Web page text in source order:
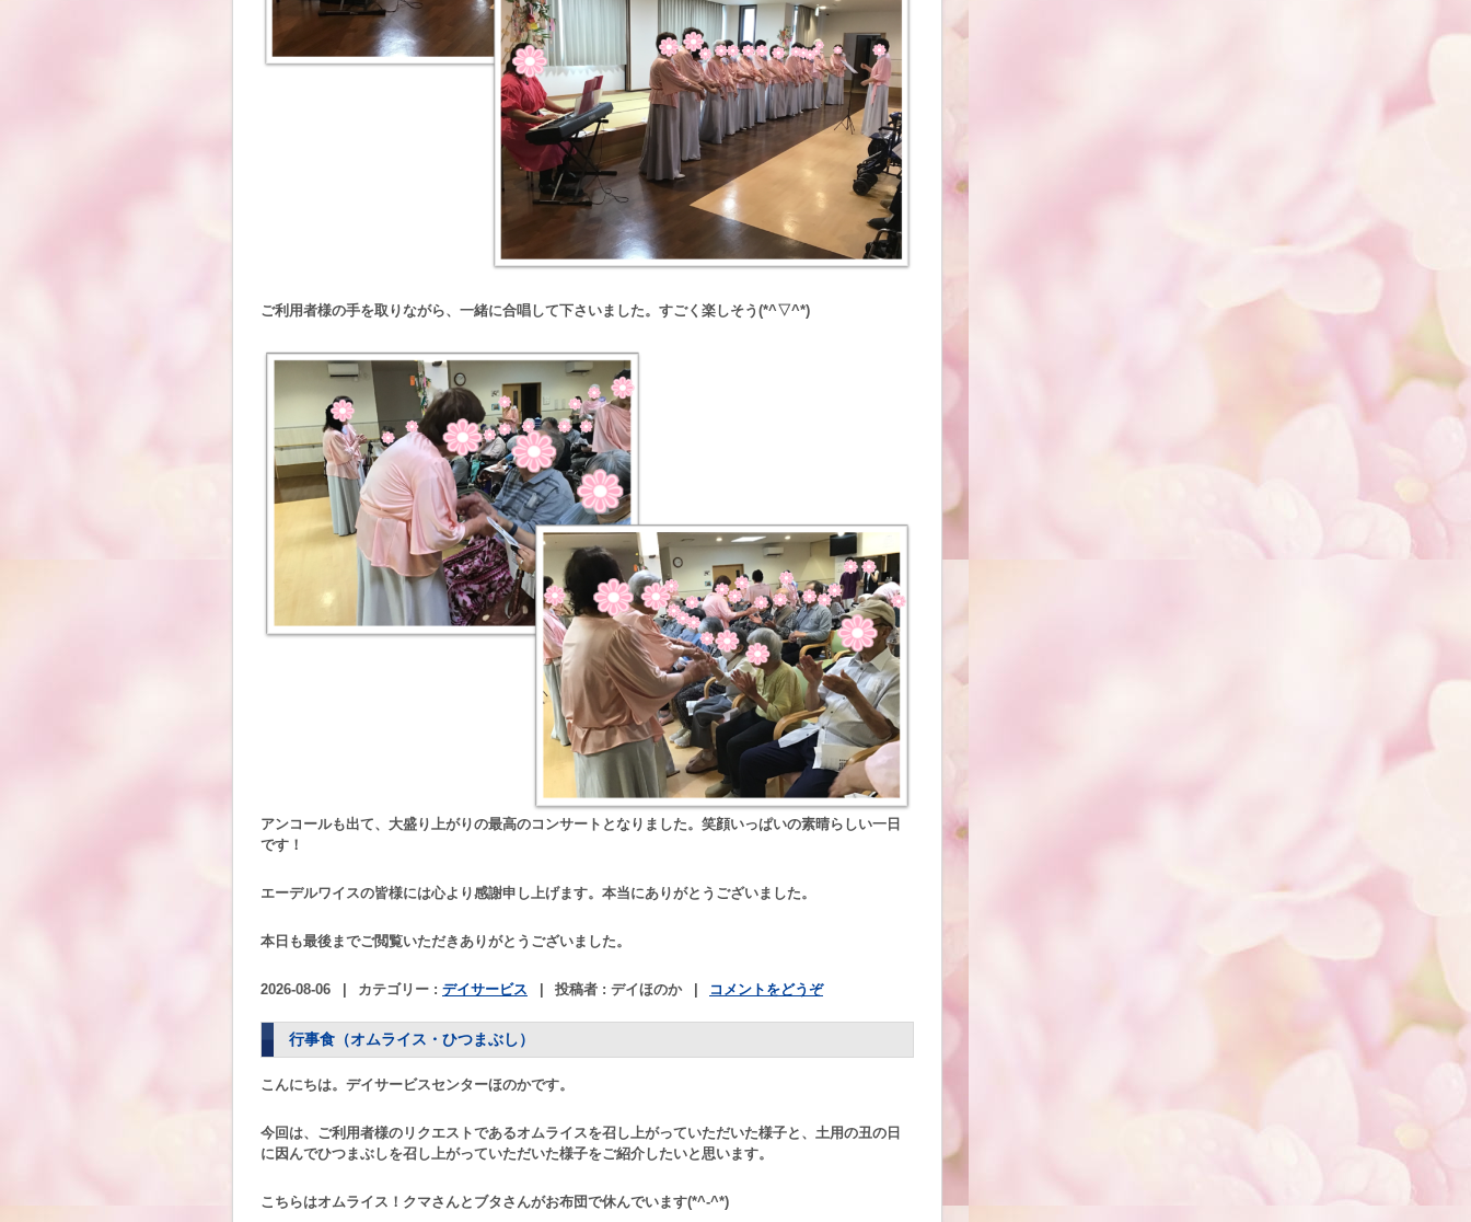
ご利用者様の手を取りながら、一緒に合唱して下さいました。すごく楽しそう(*^▽^*)
アンコールも出て、大盛り上がりの最高のコンサートとなりました。笑顔いっぱいの素晴らしい一日
です！
エーデルワイスの皆様には心より感謝申し上げます。本当にありがとうございました。
本日も最後までご閲覧いただきありがとうございました。
2026-08-06 カテゴリー : デイサービス 投稿者 : デイほのか コメントをどうぞ
行事食（オムライス・ひつまぶし）
こんにちは。デイサービスセンターほのかです。
今回は、ご利用者様のリクエストであるオムライスを召し上がっていただいた様子と、土用の丑の日
に因んでひつまぶしを召し上がっていただいた様子をご紹介したいと思います。
こちらはオムライス！クマさんとブタさんがお布団で休んでいます(*^-^*)